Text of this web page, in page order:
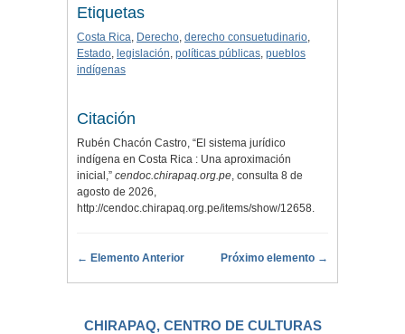
Etiquetas
Costa Rica, Derecho, derecho consuetudinario,
Estado, legislación, políticas públicas, pueblos
indígenas
Citación
Rubén Chacón Castro, “El sistema jurídico
indígena en Costa Rica : Una aproximación
inicial,” cendoc.chirapaq.org.pe, consulta 8 de
agosto de 2026,
http://cendoc.chirapaq.org.pe/items/show/12658.
← Elemento Anterior Próximo elemento →
CHIRAPAQ, CENTRO DE CULTURAS